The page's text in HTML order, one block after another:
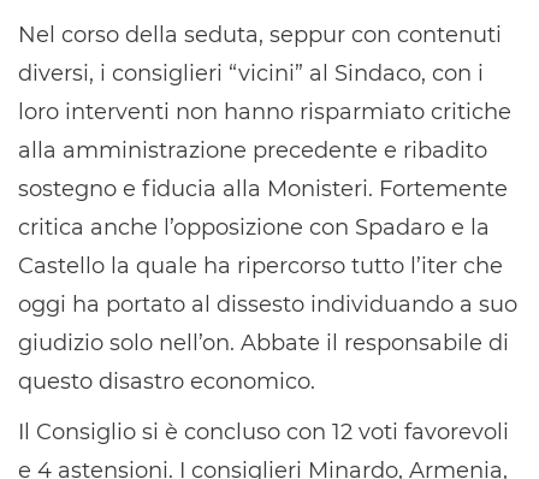
Nel corso della seduta, seppur con contenuti
diversi, i consiglieri “vicini” al Sindaco, con i
loro interventi non hanno risparmiato critiche
alla amministrazione precedente e ribadito
sostegno e fiducia alla Monisteri. Fortemente
critica anche l’opposizione con Spadaro e la
Castello la quale ha ripercorso tutto l’iter che
oggi ha portato al dissesto individuando a suo
giudizio solo nell’on. Abbate il responsabile di
questo disastro economico.
Il Consiglio si è concluso con 12 voti favorevoli
e 4 astensioni. I consiglieri Minardo, Armenia,